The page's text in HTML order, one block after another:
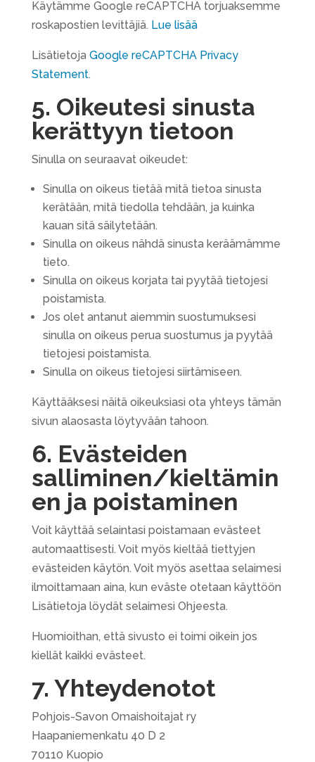
Käytämme Google reCAPTCHA torjuaksemme
roskapostien levittäjiä. Lue lisää
Lisätietoja Google reCAPTCHA Privacy
Statement.
5. Oikeutesi sinusta
kerättyyn tietoon
Sinulla on seuraavat oikeudet:
Sinulla on oikeus tietää mitä tietoa sinusta
kerätään, mitä tiedolla tehdään, ja kuinka
kauan sitä säilytetään.
Sinulla on oikeus nähdä sinusta keräämämme
tieto.
Sinulla on oikeus korjata tai pyytää tietojesi
poistamista.
Jos olet antanut aiemmin suostumuksesi
sinulla on oikeus perua suostumus ja pyytää
tietojesi poistamista.
Sinulla on oikeus tietojesi siirtämiseen.
Käyttääksesi näitä oikeuksiasi ota yhteys tämän
sivun alaosasta löytyvään tahoon.
6. Evästeiden
salliminen/kieltämin
en ja poistaminen
Voit käyttää selaintasi poistamaan evästeet
automaattisesti. Voit myös kieltää tiettyjen
evästeiden käytön. Voit myös asettaa selaimesi
ilmoittamaan aina, kun eväste otetaan käyttöön
Lisätietoja löydät selaimesi Ohjeesta.
Huomioithan, että sivusto ei toimi oikein jos
kiellät kaikki evästeet.
7. Yhteydenotot
Pohjois-Savon Omaishoitajat ry
Haapaniemenkatu 40 D 2
70110 Kuopio